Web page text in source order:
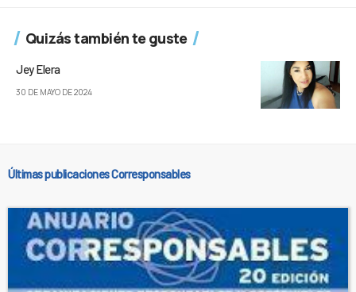
Quizás también te guste
Jey Elera
30 DE MAYO DE 2024
Últimas publicaciones Corresponsables